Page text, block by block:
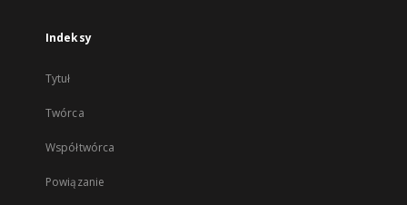
Indeksy
Tytuł
Twórca
Współtwórca
Powiązanie